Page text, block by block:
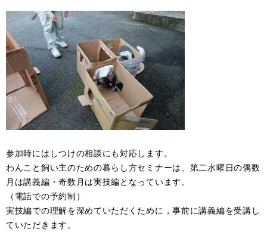
参加時にはしつけの相談にも対応します。
わんこと飼い主のための暮らし方セミナーは、第二水曜日の偶数
月は講義編・奇数月は実技編となっています。
（電話での予約制）
実技編での理解を深めていただくために，事前に講義編を受講し
ていただきます。